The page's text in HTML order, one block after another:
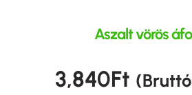
Aszalt vörös
3,840Ft